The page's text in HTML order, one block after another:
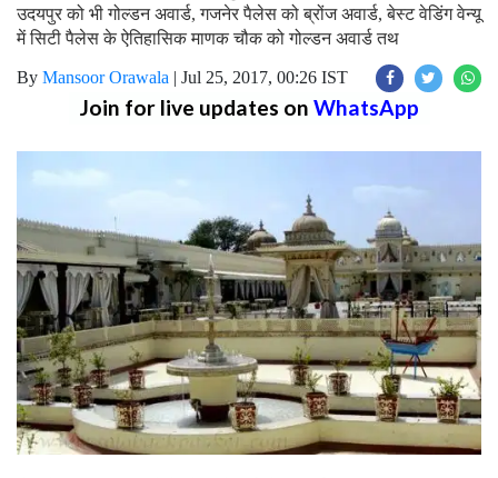
उदयपुर को भी गोल्डन अवार्ड, गजनेर पैलेस को ब्रोंज अवार्ड, बेस्ट वेडिंग वेन्यू
में सिटी पैलेस के ऐतिहासिक माणक चौक को गोल्डन अवार्ड तथ
By Mansoor Orawala | Jul 25, 2017, 00:26 IST
Join for live updates on WhatsApp